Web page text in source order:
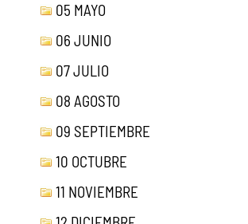
05 MAYO
06 JUNIO
07 JULIO
08 AGOSTO
09 SEPTIEMBRE
10 OCTUBRE
11 NOVIEMBRE